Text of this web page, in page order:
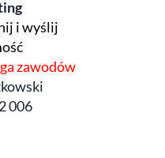
i wyślij
zawodów
006